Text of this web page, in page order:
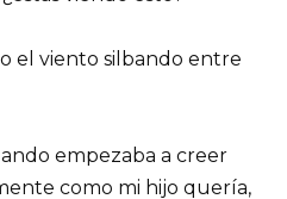
el viento silbando entre
empezaba a creer
como mi hijo quería,